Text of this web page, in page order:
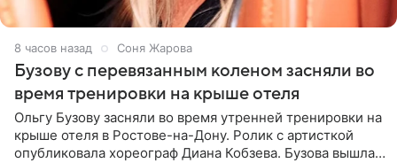
8 часов назад Соня Жарова
Бузову с перевязанным коленом засняли во
время тренировки на крыше отеля
Ольгу Бузову засняли во время утренней тренировки на
крыше отеля в Ростове-на-Дону. Ролик с артисткой
опубликовала хореограф Диана Кобзева. Бузова вышла